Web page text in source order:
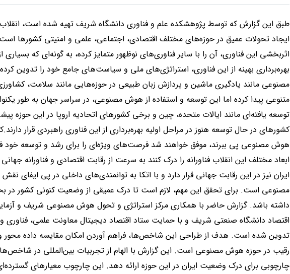
طبق این گزارش که توسط پژوهشکده علم و فناوری دانشگاه شریف تهیه شده است،
ایجاد تحولات عمیق در حوزه‌های مختلف اقتصادی، اجتماعی، علمی و امنیتی کشورها
اثربخشی این فناوری، آن را با سایر فناوری‌های نوظهور متمایز کرده، به گونه‌ای که
بهره‌برداری بهینه از این فناوری، استراتژی‌های ملی و سیاست‌های جامع خود را تدوین
مصنوعی مانند یادگیری ماشین و پردازش زبان طبیعی در حوزه‌هایی مانند سلامت،
متنوعی پیدا کرده اما این توسعه و استفاده از هوش مصنوعی، در سراسر جهان به طور
توسعه یافته‌ای مانند ایالات متحده، چین و برخی کشورهای اتحادیه اروپا در این حوزه
کشورهای در حال توسعه هنوز در مراحل اولیه بهره‌برداری از این فناوری راهبردی قرار
هوش مصنوعی پی ببرند، موفق خواهند شد فرصت‌های ویژه‌ای را برای رشد و توسعه خود
ابعاد مختلف این انقلاب فناورانه را درک کنند به سرعت از رقابت اقتصادی و فناورانه
ایران نیز در این رقابت جهانی قرار دارد و با اتکا به توانمندی‌های داخلی در پی ایفای
مصنوعی است. برای تحقق این مهم، لازم است تا درک عمیقی از وضعیت کنونی کشور
داشته باشد. گزارش حاضر با همکاری مرکز استراتژی و تحول هوش مصنوعی شریف و
اقتصاد دانشگاه صنعتی شریف و با حمایت ستاد اقتصاد دیجیتال معاونت علمی، فناوری
تدوین شده است. هدف از طراحی این شاخص‌ها، فراهم آوردن امکان مقایسه داده محور
رقیب در حوزه هوش مصنوعی است. این گزارش با الهام از تجربیات بین‌المللی در
چارچوبی برای درک وضعیت ایران در این حوزه ارائه دهد. این چارچوب معیارهای گسترده‌ای